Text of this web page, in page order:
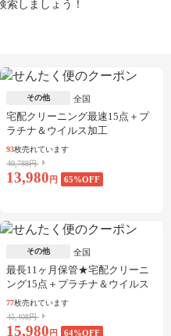
索しましょう！
その他 全国
宅配クリーニング最速15点＋プ
ラチナ＆ウイルス加工
93枚売れています
40,788円
13,980 円 65%OFF
その他 全国
最長11ヶ月保管★宅配クリーニ
ング15点＋プラチナ＆ウイルス
加工
77枚売れています
45,408円
15,980 円 64%OFF